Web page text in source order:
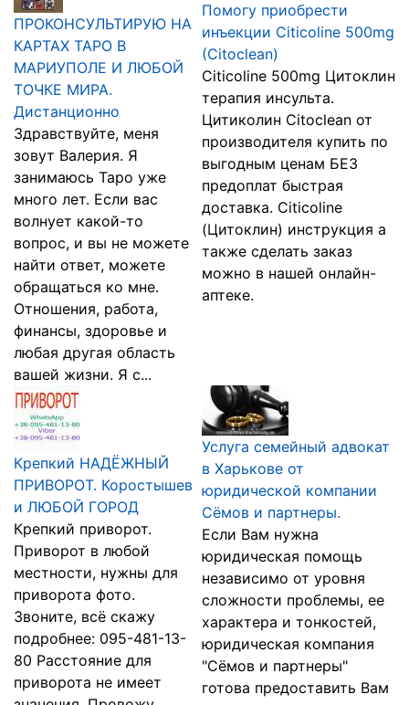
ПРОКОНСУЛЬТИРУЮ НА
КАРТАХ ТАРО В
МАРИУПОЛЕ И ЛЮБОЙ
ТОЧКЕ МИРА.
Дистанционно
Здравствуйте, меня
зовут Валерия. Я
занимаюсь Таро уже
много лет. Если вас
волнует какой-то
вопрос, и вы не можете
найти ответ, можете
обращаться ко мне.
Отношения, работа,
финансы, здоровье и
любая другая область
вашей жизни. Я с...
Помогу приобрести
инъекции Citicoline 500mg
(Citoclean)
Citicoline 500mg Цитоклин
терапия инсульта.
Цитиколин Citoclean от
производителя купить по
выгодным ценам БЕЗ
предоплат быстрая
доставка. Citicoline
(Цитоклин) инструкция а
также сделать заказ
можно в нашей онлайн-
аптеке.
Крепкий НАДЁЖНЫЙ
ПРИВОРОТ. Коростышев
и ЛЮБОЙ ГОРОД
Крепкий приворот.
Приворот в любой
местности, нужны для
приворота фото.
Звоните, всё скажу
подробнее: 095-481-13-
80 Расстояние для
приворота не имеет
Услуга семейный адвокат
в Харькове от
юридической компании
Сёмов и партнеры.
Если Вам нужна
юридическая помощь
независимо от уровня
сложности проблемы, ее
характера и тонкостей,
юридическая компания
"Сёмов и партнеры"
готова предоставить Вам